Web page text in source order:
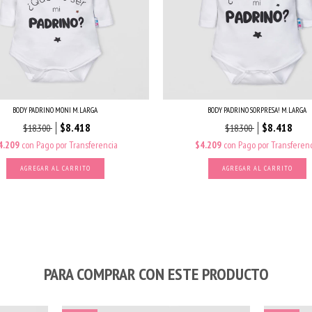
BODY PADRINO MONI M. LARGA
$18.300 $8.418
con Pago por Transferencia
AGREGAR AL CARRITO
BODY PADRINO SORPRESA! M. LARGA
$18.300 $8.418
$4.209 con Pago por
AGREGAR AL CARRITO
PARA COMPRAR CON ESTE PRODUCTO